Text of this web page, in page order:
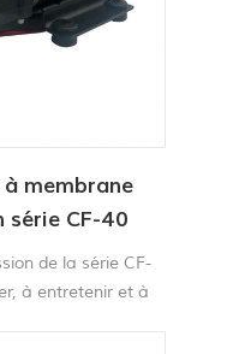
membrane
série CF-40
de la série CF-
à entretenir et à